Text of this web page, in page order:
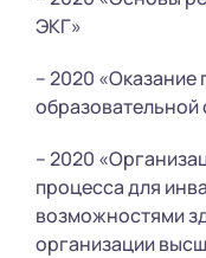
ЭКГ»
– 2020
образовательной
– 2020
процесса для
возможностями
организации